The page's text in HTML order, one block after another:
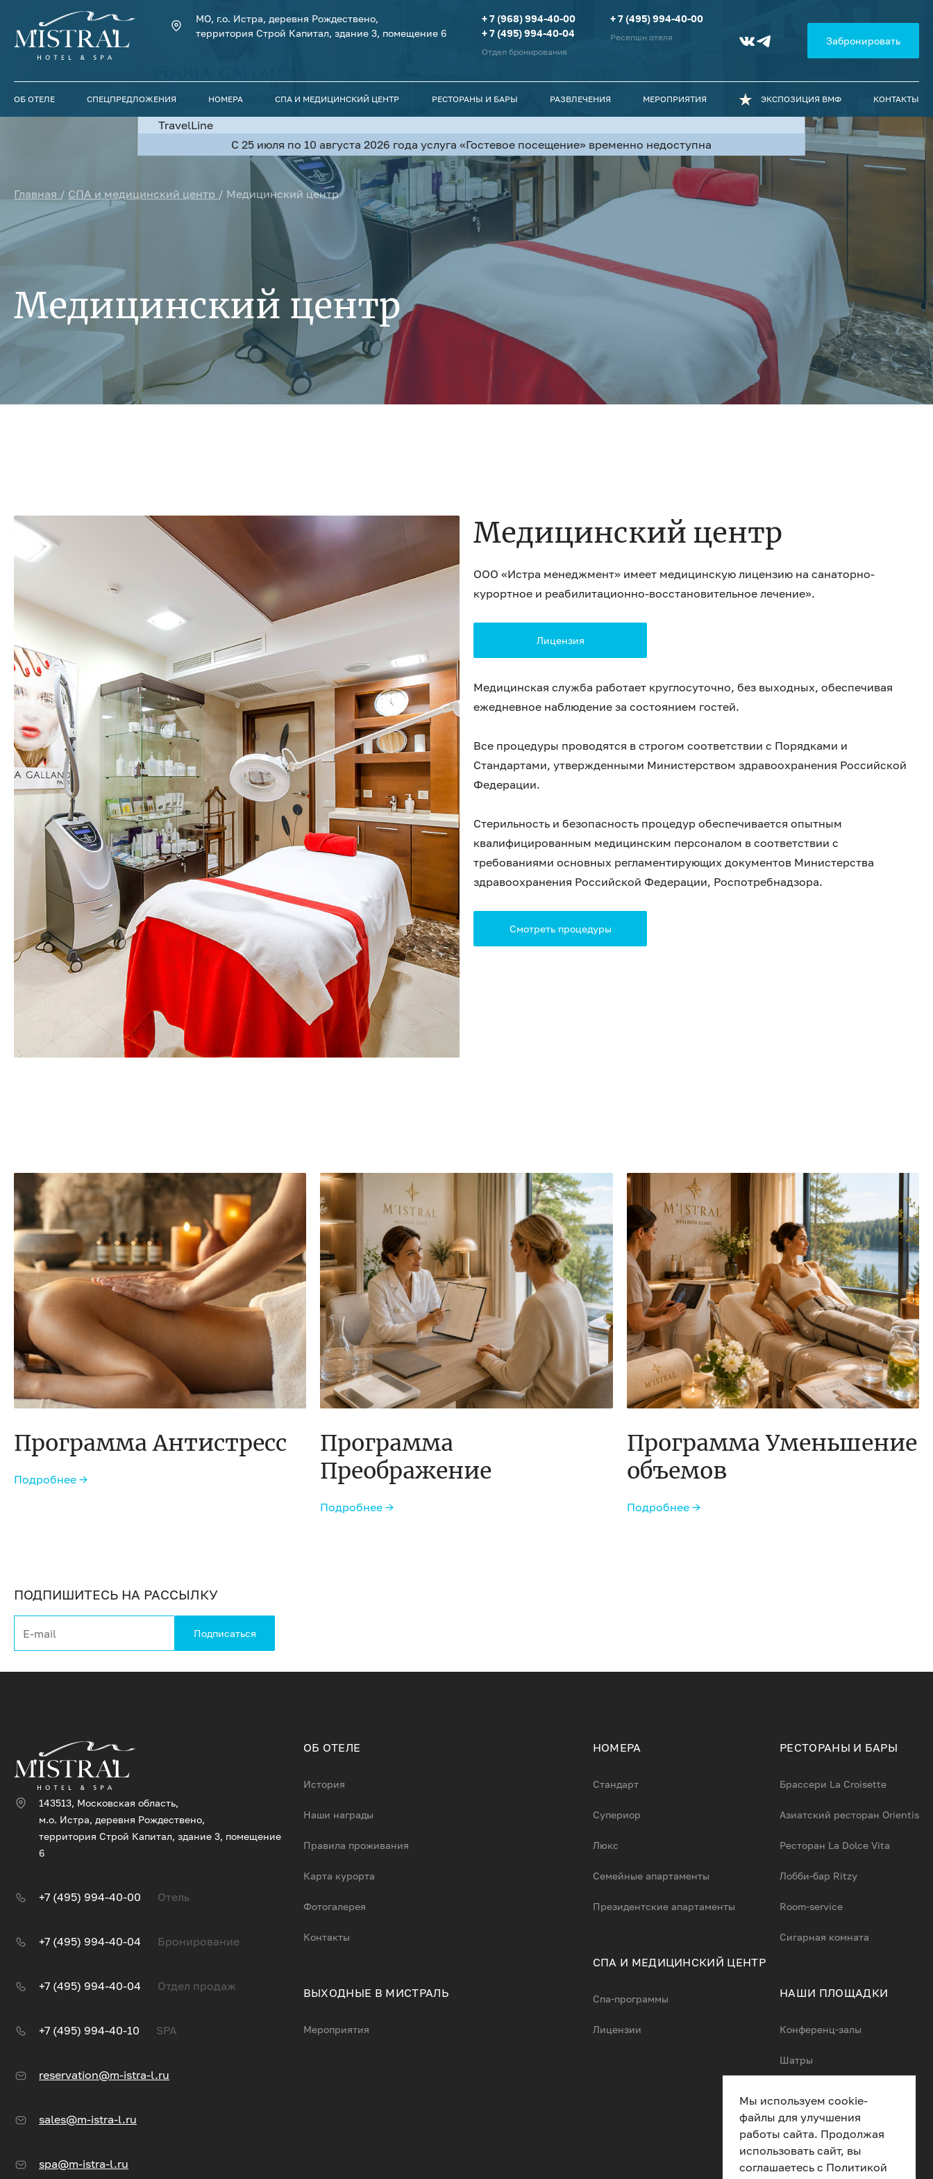
МО, г.о. Истра, деревня Рождествено,
территория Строй Капитал, здание 3, помещение 6
Отдел бронирования
+ 7 (968) 994-40-00
+ 7 (495) 994-40-04
Ресепшн отеля
+ 7 (495) 994-40-00
Забронировать
ОБ ОТЕЛЕ СПЕЦПРЕДЛОЖЕНИЯ НОМЕРА СПА И МЕДИЦИНСКИЙ ЦЕНТР РЕСТОРАНЫ И БАРЫ РАЗВЛЕЧЕНИЯ МЕРОПРИЯТИЯ ЭКСПОЗИЦИЯ ВМФ КОНТАКТЫ
TravelLine
С 25 июля по 10 августа 2026 года услуга «Гостевое посещение» временно недоступна
Главная / СПА и медицинский центр / Медицинский центр
Медицинский центр
Медицинский центр
ООО «Истра менеджмент» имеет медицинскую лицензию на санаторно-
курортное и реабилитационно-восстановительное лечение».
Лицензия
Медицинская служба работает круглосуточно, без выходных, обеспечивая
ежедневное наблюдение за состоянием гостей.
Все процедуры проводятся в строгом соответствии с Порядками и
Стандартами, утвержденными Министерством здравоохранения Российской
Федерации.
Стерильность и безопасность процедур обеспечивается опытным
квалифицированным медицинским персоналом в соответствии с
требованиями основных регламентирующих документов Министерства
здравоохранения Российской Федерации, Роспотребнадзора.
Смотреть процедуры
Программа Антистресс
Подробнее →
Программа
Преображение
Подробнее →
Программа Уменьшение
объемов
Подробнее →
ПОДПИШИТЕСЬ НА РАССЫЛКУ
143513, Московская область,
м.о. Истра, деревня Рождествено,
территория Строй Капитал, здание 3, помещение
6
+7 (495) 994-40-00 Отель
+7 (495) 994-40-04 Бронирование
+7 (495) 994-40-04 Отдел продаж
+7 (495) 994-40-10 SPA
reservation@m-istra-l.ru
sales@m-istra-l.ru
spa@m-istra-l.ru
ОБ ОТЕЛЕ
История
Наши награды
Правила проживания
Карта курорта
Фотогалерея
Контакты
ВЫХОДНЫЕ В МИСТРАЛЬ
Мероприятия
НОМЕРА
Стандарт
Супериор
Люкс
Семейные апартаменты
Президентские апартаменты
СПА И МЕДИЦИНСКИЙ ЦЕНТР
Cпа-программы
Лицензии
РЕСТОРАНЫ И БАРЫ
Брассери La Croisette
Азиатский ресторан Orientis
Ресторан La Dolce Vita
Лобби-бар Ritzy
Room-service
Сигарная комната
НАШИ ПЛОЩАДКИ
Конференц-залы
Шатры
Разработка сайта
Мы используем cookie-
файлы для улучшения
работы сайта. Продолжая
использовать сайт, вы
соглашаетесь с Политикой